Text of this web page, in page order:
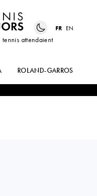
tennis attendaient
FR EN
ROLAND-GARROS